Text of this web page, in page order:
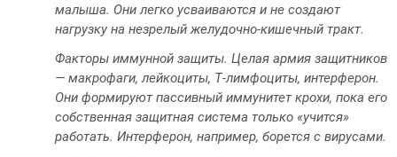
малыша. Они легко усваиваются и не создают
нагрузку на незрелый желудочно-кишечный тракт.
Факторы иммунной защиты. Целая армия защитников
— макрофаги, лейкоциты, Т-лимфоциты, интерферон.
Они формируют пассивный иммунитет крохи, пока его
собственная защитная система только «учится»
работать. Интерферон, например, борется с вирусами.